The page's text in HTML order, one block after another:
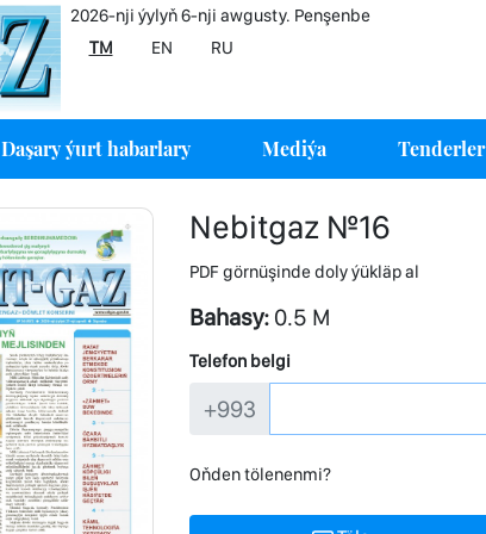
2026-nji ýylyň 6-nji awgusty. Penşenbe
TM
EN RU
Daşary ýurt habarlary Mediýa Tenderler
Nebitgaz №16
PDF görnüşinde doly ýükläp al
Bahasy:0.5 M
Telefon belgi
+993
Oňden tölenenmi?